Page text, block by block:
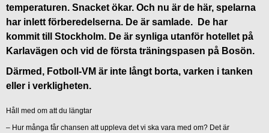
temperaturen. Snacket ökar. Och nu är de här, spelarna
har inlett förberedelserna. De är samlade. De har
kommit till Stockholm. De är synliga utanför hotellet på
Karlavägen och vid de första träningspasen på Bosön.
Därmed, Fotboll-VM är inte långt borta, varken i tanken
eller i verkligheten.
Håll med om att du längtar
– Hur många får chansen att uppleva det vi ska vara med om? Det är